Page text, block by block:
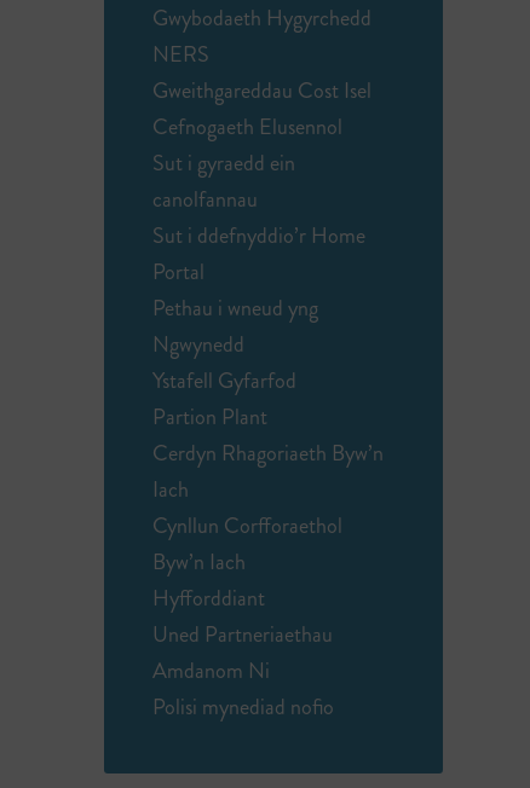
Gwybodaeth Hygyrchedd
NERS
Gweithgareddau Cost Isel
Cefnogaeth Elusennol
Sut i gyraedd ein
canolfannau
Sut i ddefnyddio’r Home
Portal
Pethau i wneud yng
Ngwynedd
Ystafell Gyfarfod
Partion Plant
Cerdyn Rhagoriaeth Byw’n
Iach
Cynllun Corfforaethol
Byw’n Iach
Hyfforddiant
Uned Partneriaethau
Amdanom Ni
Polisi mynediad nofio